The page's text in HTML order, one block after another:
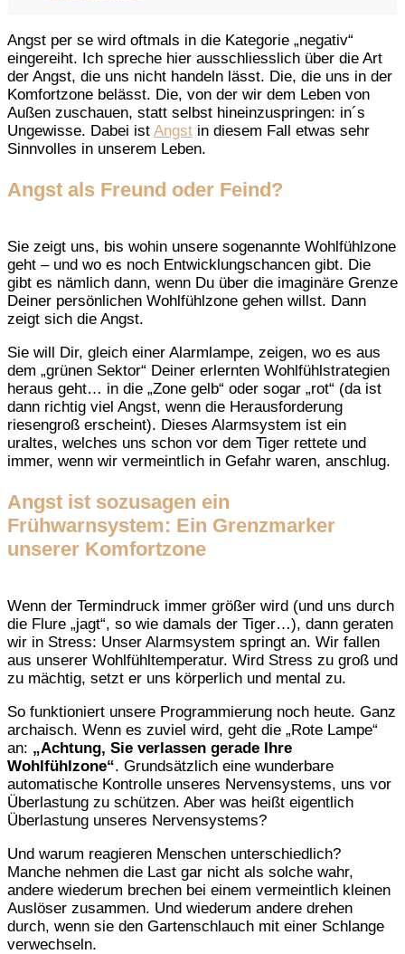
Angst per se wird oftmals in die Kategorie „negativ“
eingereiht. Ich spreche hier ausschliesslich über die Art
der Angst, die uns nicht handeln lässt. Die, die uns in der
Komfortzone belässt. Die, von der wir dem Leben von
Außen zuschauen, statt selbst hineinzuspringen: in´s
Ungewisse. Dabei ist Angst in diesem Fall etwas sehr
Sinnvolles in unserem Leben.
Angst als Freund oder Feind?
Sie zeigt uns, bis wohin unsere sogenannte Wohlfühlzone
geht – und wo es noch Entwicklungschancen gibt. Die
gibt es nämlich dann, wenn Du über die imaginäre Grenze
Deiner persönlichen Wohlfühlzone gehen willst. Dann
zeigt sich die Angst.
Sie will Dir, gleich einer Alarmlampe, zeigen, wo es aus
dem „grünen Sektor“ Deiner erlernten Wohlfühlstrategien
heraus geht… in die „Zone gelb“ oder sogar „rot“ (da ist
dann richtig viel Angst, wenn die Herausforderung
riesengroß erscheint). Dieses Alarmsystem ist ein
uraltes, welches uns schon vor dem Tiger rettete und
immer, wenn wir vermeintlich in Gefahr waren, anschlug.
Angst ist sozusagen ein
Frühwarnsystem: Ein Grenzmarker
unserer Komfortzone
Wenn der Termindruck immer größer wird (und uns durch
die Flure „jagt“, so wie damals der Tiger…), dann geraten
wir in Stress: Unser Alarmsystem springt an. Wir fallen
aus unserer Wohlfühltemperatur. Wird Stress zu groß und
zu mächtig, setzt er uns körperlich und mental zu.
So funktioniert unsere Programmierung noch heute. Ganz
archaisch. Wenn es zuviel wird, geht die „Rote Lampe“
an: „Achtung, Sie verlassen gerade Ihre
Wohlfühlzone“. Grundsätzlich eine wunderbare
automatische Kontrolle unseres Nervensystems, uns vor
Überlastung zu schützen. Aber was heißt eigentlich
Überlastung unseres Nervensystems?
Und warum reagieren Menschen unterschiedlich?
Manche nehmen die Last gar nicht als solche wahr,
andere wiederum brechen bei einem vermeintlich kleinen
Auslöser zusammen. Und wiederum andere drehen
durch, wenn sie den Gartenschlauch mit einer Schlange
verwechseln.